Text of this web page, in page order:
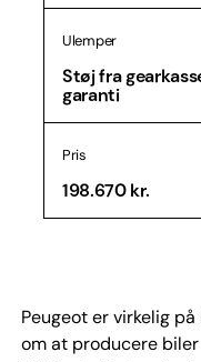
Ulemper
Støj fra
garanti
Pris
198.670 kr.
Peugeot er virkelig
om at producere